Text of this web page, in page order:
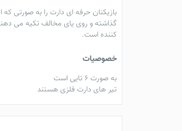
بازیکنان حرفه ای دارت را به صورتی
گذاشته و روی پای مخالف تکیه می
کننده است.
خصوصیات
به صورت ۶ تایی است
تیر های دارت فلزی هستند